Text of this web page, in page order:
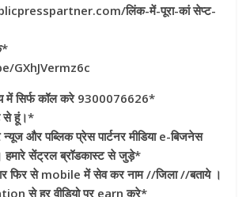
लिंक-में-पूरा-कां सेप्ट-
GXhJVermz6c
में सिर्फ कॉल करे 9300076626*
से हूं।*
न्यूज और पब्लिक प्रेस पार्टनर मीडिया e-बिजनेस
सेंट्रल ब्रॉडकास्ट से जुड़े*
फिर से mobile में सेव कर नाम //जिला //बताये ।
से हर वीडियो पर earn करे*